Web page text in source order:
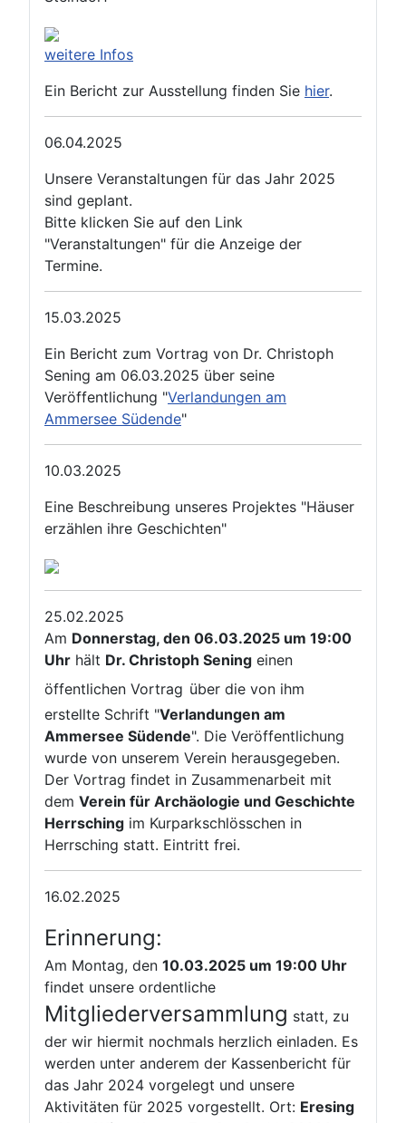
weitere Infos
Ein Bericht zur Ausstellung finden Sie hier.
06.04.2025
Unsere Veranstaltungen für das Jahr 2025
sind geplant.
Bitte klicken Sie auf den Link
"Veranstaltungen" für die Anzeige der
Termine.
15.03.2025
Ein Bericht zum Vortrag von Dr. Christoph
Sening am 06.03.2025 über seine
Veröffentlichung "Verlandungen am
Ammersee Südende"
10.03.2025
Eine Beschreibung unseres Projektes "Häuser
erzählen ihre Geschichten"
25.02.2025
Am Donnerstag, den 06.03.2025 um 19:00
Uhr hält Dr. Christoph Sening einen
öffentlichen Vortrag über die von ihm
erstellte Schrift "Verlandungen am
Ammersee Südende". Die Veröffentlichung
wurde von unserem Verein herausgegeben.
Der Vortrag findet in Zusammenarbeit mit
dem Verein für Archäologie und Geschichte
Herrsching im Kurparkschlösschen in
Herrsching statt. Eintritt frei.
16.02.2025
Erinnerung:
Am Montag, den 10.03.2025 um 19:00 Uhr
findet unsere ordentliche
Mitgliederversammlung statt, zu
der wir hiermit nochmals herzlich einladen. Es
werden unter anderem der Kassenbericht für
das Jahr 2024 vorgelegt und unsere
Aktivitäten für 2025 vorgestellt. Ort: Eresing